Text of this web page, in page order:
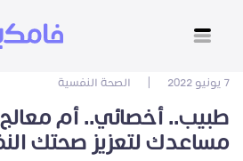
7 يونيو 2022 الصحة النفسية
طبيب.. أخصائي.. أم
مساعدك لتعزيز صحتك